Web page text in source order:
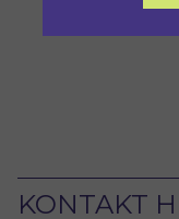
KONTAKT